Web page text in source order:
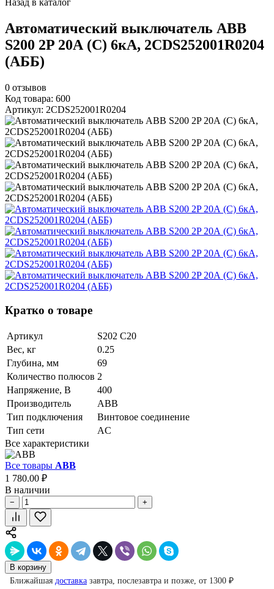
Назад в каталог
Автоматический выключатель ABB
S200 2P 20А (C) 6кА, 2CDS252001R0204
(АББ)
0 отзывов
Код товара: 600
Артикул: 2CDS252001R0204
Кратко о товаре
Артикул
S202 C20
Вес, кг
0.25
Глубина, мм
69
Количество полюсов 2
Напряжение, В
400
Производитель
ABB
Тип подключения
Винтовое соединение
Тип сети
AC
Все характеристики
Все товары ABB
1 780.00 ₽
В наличии
− +
В корзину
Ближайшая доставка завтра, послезавтра и позже, от 1300 ₽